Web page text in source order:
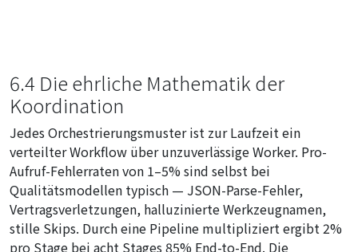
6.4 Die ehrliche Mathematik der
Koordination
Jedes Orchestrierungsmuster ist zur Laufzeit ein
verteilter Workflow über unzuverlässige Worker. Pro-
Aufruf-Fehlerraten von 1–5% sind selbst bei
Qualitätsmodellen typisch — JSON-Parse-Fehler,
Vertragsverletzungen, halluzinierte Werkzeugnamen,
stille Skips. Durch eine Pipeline multipliziert ergibt 2%
pro Stage bei acht Stages 85% End-to-End. Die